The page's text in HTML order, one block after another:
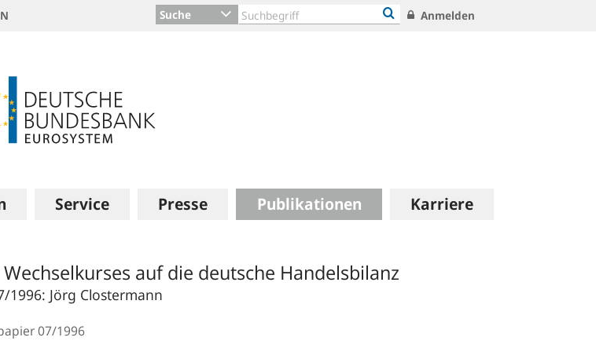
Suche Anmelden
Service Presse Publikationen Karriere
auf die deutsche Handelsbilanz
1996: Jörg Clostermann
07/1996